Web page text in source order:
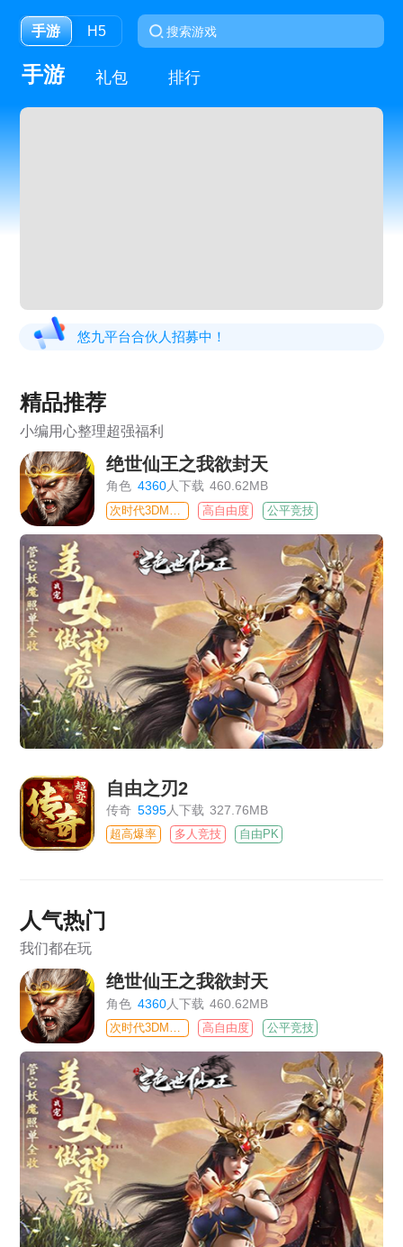
手游 H5
手游 礼包 排行
悠九平台合伙人招募中！
精品推荐
小编用心整理超强福利
绝世仙王之我欲封天
角色 4360人下载 460.62MB
高自由度 公平竞技
自由之刃2
传奇 5395人下载 327.76MB
超高爆率 多人竞技 自由PK
人气热门
我们都在玩
绝世仙王之我欲封天
角色 4360人下载 460.62MB
高自由度 公平竞技